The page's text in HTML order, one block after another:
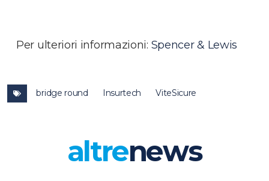
Per ulteriori informazioni: Spencer & Lewis
bridge round Insurtech ViteSicure
altrenews